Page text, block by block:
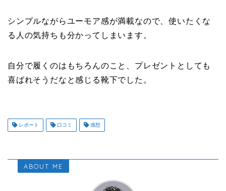
シンプルながらユーモア感が満載なので、使いたくな
る人の気持ちも分かってしまいます。
自分で履くのはもちろんのこと、プレゼントとしても
喜ばれそうだなと感じる靴下でした。
レポート 口コミ 感想
ABOUT ME